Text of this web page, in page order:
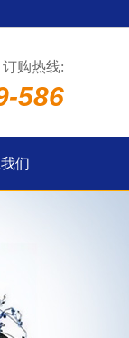
订购热线:
586
们